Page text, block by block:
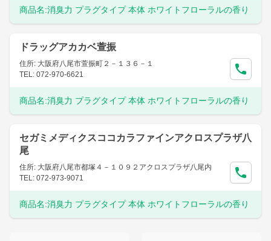
商品名:消臭力 プラグタイプ 本体 ホワイトフローラルの香り
ドラッグアカカベ萱振
住所: 大阪府八尾市萱振町２－１３６－１
TEL: 072-970-6621
商品名:消臭力 プラグタイプ 本体 ホワイトフローラルの香り
セガミメディクスココカラファインアクロスプラザ八
尾
住所: 大阪府八尾市都塚４－１０９２アクロスプラザ八尾内
TEL: 072-973-9071
商品名:消臭力 プラグタイプ 本体 ホワイトフローラルの香り